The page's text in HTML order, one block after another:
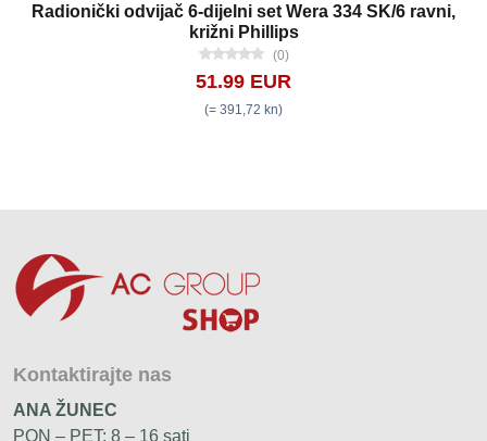
Radionički odvijač 6-dijelni set Wera 334 SK/6 ravni,
križni Phillips
(0)
51.99 EUR
(= 391,72 kn)
Kontaktirajte nas
ANA ŽUNEC
PON – PET: 8 – 16 sati